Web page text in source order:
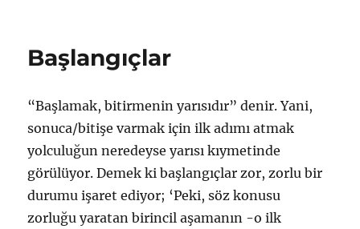
Başlangıçlar
“Başlamak, bitirmenin yarısıdır” denir. Yani,
sonuca/bitişe varmak için ilk adımı atmak
yolculuğun neredeyse yarısı kıymetinde
görülüyor. Demek ki başlangıçlar zor, zorlu bir
durumu işaret ediyor; ‘Peki, söz konusu
zorluğu yaratan birincil aşamanın -o ilk